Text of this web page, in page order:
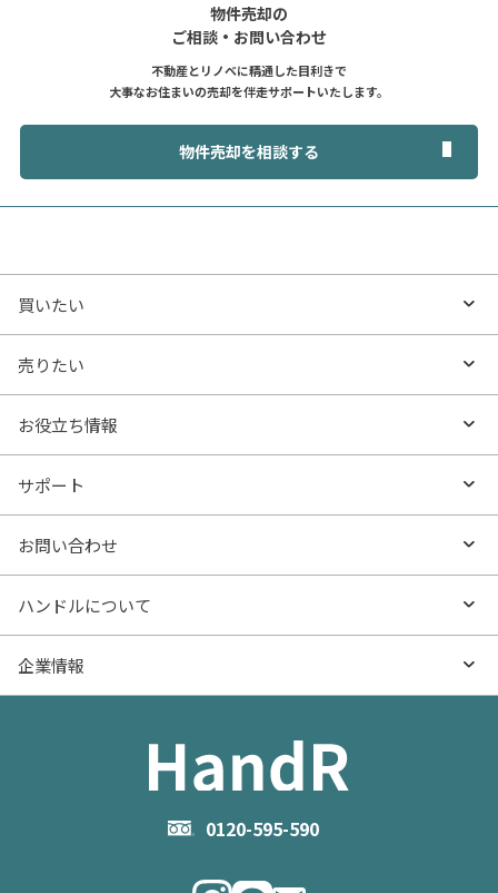
物件売却の
ご相談・お問い合わせ
不動産とリノベに精通した目利きで
大事なお住まいの売却を伴走サポートいたします。
物件売却を相談する
0120-595-590
買いたい
買いたいTOP
沿線・駅から探す
特集から探す
価格更新した物件
物件一覧
売りたい
売りたいTOP
AI査定
売却サービス
お役立ち記事（売却）
お役立ち情報
お役立ち情報TOP
- マンションの基礎知識
- マンション売却
- お金のこと
- 住まいの手引き サイトマップ
サポート
よくあるご質問
お問い合わせ
物件購入のご相談
住み替えのご相談
物件掲載に関するお問い合わせ
ハンドルについて
ハンドルとは
企業情報